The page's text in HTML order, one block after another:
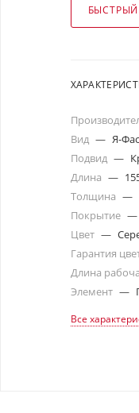
БЫСТРЫЙ
Вид — Я-
Подвид —
Длина —
Толщина —
Покрытие —
Цвет —
Гарантия
Длина
Элемент —
Все